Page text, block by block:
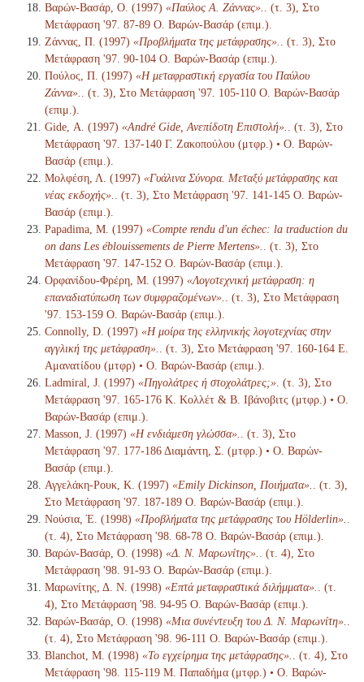
Βαρών-Βασάρ, Ο. (1997) «Παύλος Α. Ζάννας».
. (τ. 3), Στο
Μετάφραση '97. 87-89 Ο. Βαρών-Βασάρ (επιμ.).
Ζάννας, Π. (1997) «Προβλήματα της μετάφρασης».
. (τ. 3), Στο
Μετάφραση '97. 90-104 Ο. Βαρών-Βασάρ (επιμ.).
Πούλος, Π. (1997) «Η μεταφραστική εργασία του Παύλου
Ζάννα».
. (τ. 3), Στο Μετάφραση '97. 105-110 Ο. Βαρών-Βασάρ
(επιμ.).
Gide, Α. (1997) «André Gide, Ανεπίδοτη Επιστολή».
. (τ. 3), Στο
Μετάφραση '97. 137-140 Γ. Ζακοπούλου (μτφρ.) • Ο. Βαρών-
Βασάρ (επιμ.).
Μολφέση, Λ. (1997) «Γυάλινα Σύνορα. Μεταξύ μετάφρασης και
νέας εκδοχής».
. (τ. 3), Στο Μετάφραση '97. 141-145 Ο. Βαρών-
Βασάρ (επιμ.).
Papadima, M. (1997) «Compte rendu d'un échec: la traduction du
on dans Les éblouissements de Pierre Mertens».
. (τ. 3), Στο
Μετάφραση '97. 147-152 Ο. Βαρών-Βασάρ (επιμ.).
Ορφανίδου-Φρέρη, Μ. (1997) «Λογοτεχνική μετάφραση: η
επαναδιατύπωση των συμφραζομένων».
. (τ. 3), Στο Μετάφραση
'97. 153-159 Ο. Βαρών-Βασάρ (επιμ.).
Connolly, D. (1997) «Η μοίρα της ελληνικής λογοτεχνίας στην
αγγλική της μετάφραση».
. (τ. 3), Στο Μετάφραση '97. 160-164 Ε.
Αμανατίδου (μτφρ) • Ο. Βαρών-Βασάρ (επιμ.).
Ladmiral, J. (1997) «Πηγολάτρες ή στοχολάτρες;» . (τ. 3), Στο
Μετάφραση '97. 165-176 Κ. Κολλέτ & Β. Ιβάνοβιτς (μτφρ.) • Ο.
Βαρών-Βασάρ (επιμ.).
Masson, J. (1997) «Η ενδιάμεση γλώσσα».
. (τ. 3), Στο
Μετάφραση '97. 177-186 Διαμάντη, Σ. (μτφρ.) • Ο. Βαρών-
Βασάρ (επιμ.).
Αγγελάκη-Ρουκ, Κ. (1997) «Emily Dickinson, Ποιήματα».
. (τ. 3),
Στο Μετάφραση '97. 187-189 Ο. Βαρών-Βασάρ (επιμ.).
Νούσια, Έ. (1998) «Προβλήματα της μετάφρασης του Hölderlin».
(τ. 4), Στο Μετάφραση '98. 68-78 Ο. Βαρών-Βασάρ (επιμ.).
Βαρών-Βασάρ, Ο. (1998) «Δ. Ν. Μαρωνίτης».
. (τ. 4), Στο
Μετάφραση '98. 91-93 Ο. Βαρών-Βασάρ (επιμ.).
Μαρωνίτης, Δ. Ν. (1998) «Επτά μεταφραστικά διλήμματα».
. (τ.
4), Στο Μετάφραση '98. 94-95 Ο. Βαρών-Βασάρ (επιμ.).
Βαρών-Βασάρ, Ο. (1998) «Μια συνέντευξη του Δ. Ν. Μαρωνίτη».
(τ. 4), Στο Μετάφραση '98. 96-111 Ο. Βαρών-Βασάρ (επιμ.).
Blanchot, M. (1998) «Το εγχείρημα της μετάφρασης».
. (τ. 4), Στο
Μετάφραση '98. 115-119 Μ. Παπαδήμα (μτφρ.) • Ο. Βαρών-